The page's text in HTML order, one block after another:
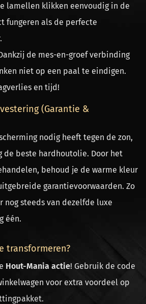
lamellen klikken eenvoudig in de
fungeren als de perfecte
de mes-en-groef verbinding
niet op een paal te eindigen.
en tijd!
(Garantie &
nodig heeft tegen de zon,
de beste hardhoutolie. Door het
behoud je de warme kleur
garantievoorwaarden. Zo
nog steeds van dezelfde luxe
één.
transformeren?
Hout-Mania actie! Gebruik de code
voor extra voordeel op